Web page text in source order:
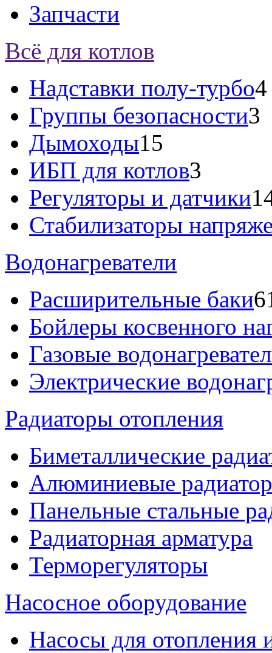
Запчасти
Всё для котлов
Надставки полу-турбо4
Группы безопасности3
Дымоходы15
ИБП для котлов3
Регуляторы и датчики
Стабилизаторы
Водонагреватели
Расширительные баки
Бойлеры косвенного
Газовые
Электрические
Радиаторы отопления
Биметаллические
Алюминиевые
Панельные стальные
Радиаторная арматура
Терморегуляторы
Насосное оборудование
Насосы для отопления